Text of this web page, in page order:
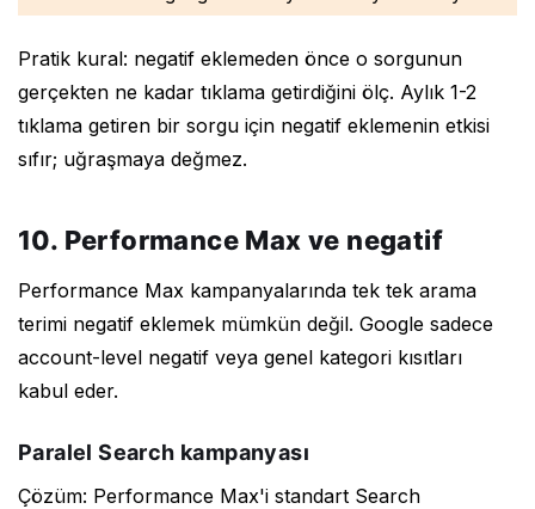
Pratik kural: negatif eklemeden önce o sorgunun
gerçekten ne kadar tıklama getirdiğini ölç. Aylık 1-2
tıklama getiren bir sorgu için negatif eklemenin etkisi
sıfır; uğraşmaya değmez.
10. Performance Max ve negatif
Performance Max kampanyalarında tek tek arama
terimi negatif eklemek mümkün değil. Google sadece
account-level negatif veya genel kategori kısıtları
kabul eder.
Paralel Search kampanyası
Çözüm: Performance Max'i standart Search